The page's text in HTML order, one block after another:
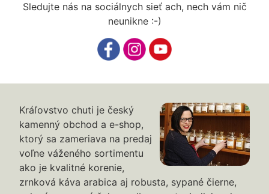
Sledujte nás na sociálnych sieť ach, nech vám nič
neunikne :-)
Kráľovstvo chuti je český
kamenný obchod a e-shop,
ktorý sa zameriava na predaj
voľne váženého sortimentu
ako je kvalitné korenie,
zrnková káva arabica aj robusta, sypané čierne,